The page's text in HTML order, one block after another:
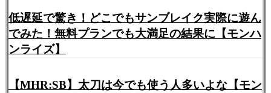
低遅延で驚き！どこでもサンブレイク実際に遊ん
でみた！無料プランでも大満足の結果に【モンハ
ンライズ】
【MHR:SB】太刀は今でも使う人多いよな【モン